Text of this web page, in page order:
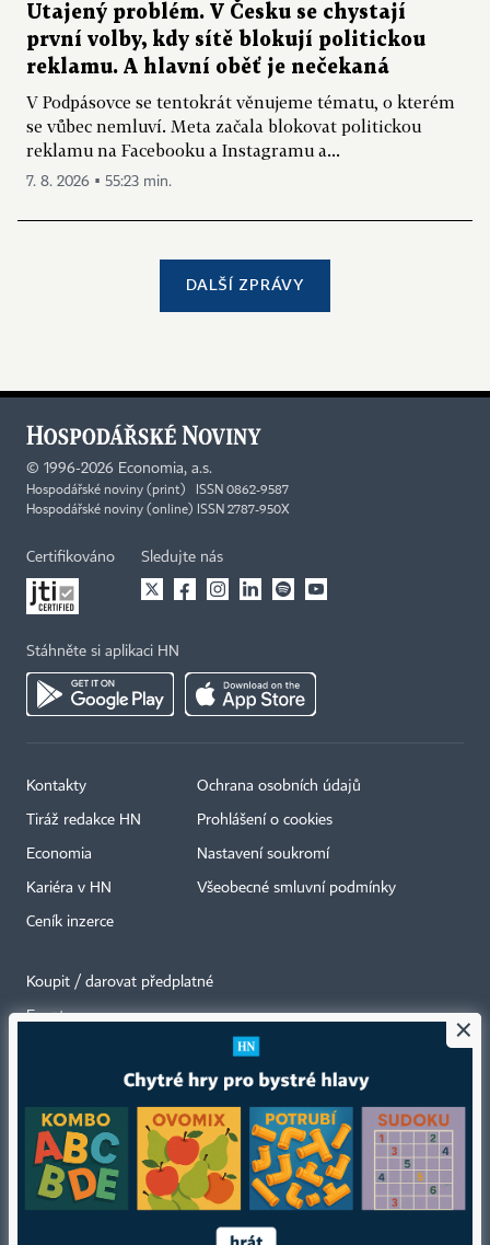
Utajený problém. V Česku se chystají
první volby, kdy sítě blokují politickou
reklamu. A hlavní oběť je nečekaná
V Podpásovce se tentokrát věnujeme tématu, o kterém
se vůbec nemluví. Meta začala blokovat politickou
reklamu na Facebooku a Instagramu a...
7. 8. 2026 ▪ 55:23 min.
DALŠÍ ZPRÁVY
© 1996-2026 Economia, a.s.
Hospodářské noviny (print) ISSN 0862-9587
Hospodářské noviny (online) ISSN 2787-950X
Certifikováno Sledujte nás
Stáhněte si aplikaci HN
Kontakty
Tiráž redakce HN
Economia
Kariéra v HN
Ceník inzerce
Ochrana osobních údajů
Prohlášení o cookies
Nastavení soukromí
Všeobecné smluvní podmínky
Koupit / darovat předplatné
Eventy
Autorská práva vykonává vydavatel. Bez písemného svolení vydavatele je
zakázáno jakékoli užití částí nebo celku díla, zejména rozmnožování a šíření
jakýmkoli způsobem, mechanickým nebo elektronickým, v českém nebo
jiném jazyce. Bez souhlasu vydavatele je zakázáno též rozmnožování
×